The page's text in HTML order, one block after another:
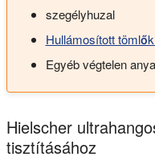
szegélyhuzal
Hullámosított
Egyéb végtelen
Hielscher
tisztításához